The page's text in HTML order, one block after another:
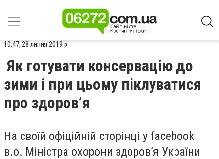
10:47, 28 липня 2019 р.
Як готувати консервацію до
зими і при цьому піклуватися
про здоров’я
На своїй офіційній сторінці у facebook
в.о. Міністра охорони здоров’я України